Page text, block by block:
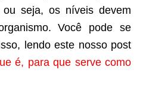
seja, os níveis devem
Você pode se
lendo este nosso post
é, para que serve como